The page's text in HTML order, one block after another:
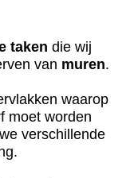
taken die wij
van muren.
waarop
moet worden
verschillende